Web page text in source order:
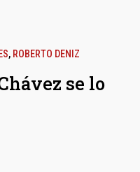
, ROBERTO DENIZ
se lo